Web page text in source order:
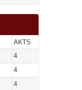
AKTS
4
4
4